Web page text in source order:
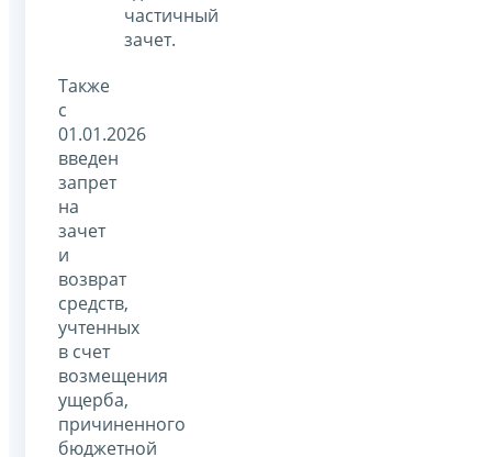
частичный
зачет.
Также
с
01.01.2026
введен
запрет
на
зачет
и
возврат
средств,
учтенных
в счет
возмещения
ущерба,
причиненного
бюджетной